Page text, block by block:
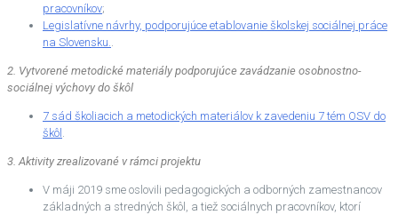
pracovníkov;
Legislatívne návrhy, podporujúce etablovanie školskej sociálnej práce
na Slovensku.
2. Vytvorené metodické materiály podporujúce zavádzanie osobnostno-
sociálnej výchovy do škôl
7 sád školiacich a metodických materiálov k zavedeniu 7 tém OSV do
škôl
3. Aktivity zrealizované v rámci projektu
V máji 2019 sme oslovili pedagogických a odborných zamestnancov
základných a stredných škôl, a tiež sociálnych pracovníkov, ktorí